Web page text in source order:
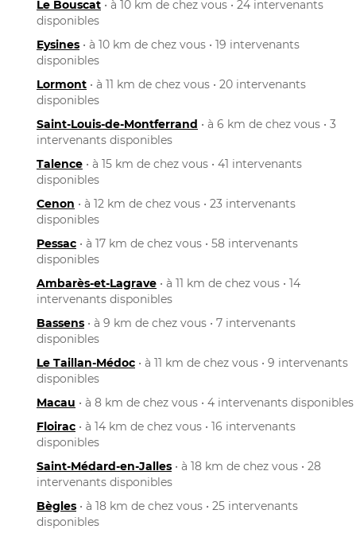
Le Bouscat • à 10 km de chez vous • 24 intervenants
disponibles
Eysines • à 10 km de chez vous • 19 intervenants
disponibles
Lormont • à 11 km de chez vous • 20 intervenants
disponibles
Saint-Louis-de-Montferrand • à 6 km de chez vous • 3
intervenants disponibles
Talence • à 15 km de chez vous • 41 intervenants
disponibles
Cenon • à 12 km de chez vous • 23 intervenants
disponibles
Pessac • à 17 km de chez vous • 58 intervenants
disponibles
Ambarès-et-Lagrave • à 11 km de chez vous • 14
intervenants disponibles
Bassens • à 9 km de chez vous • 7 intervenants
disponibles
Le Taillan-Médoc • à 11 km de chez vous • 9 intervenants
disponibles
Macau • à 8 km de chez vous • 4 intervenants disponibles
Floirac • à 14 km de chez vous • 16 intervenants
disponibles
Saint-Médard-en-Jalles • à 18 km de chez vous • 28
intervenants disponibles
Bègles • à 18 km de chez vous • 25 intervenants
disponibles